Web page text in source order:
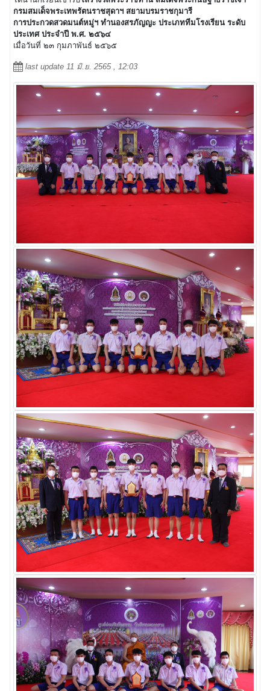
กรมสมเด็จพระเทพรัตนราชสุดาฯ สยามบรมราชกุมารี
การประกวดสวดมนต์หมู่ฯ ทำนองสรภัญญะ ประเภททีมโรงเรียน ระดับ
ประเทศ ประจำปี พ.ศ. ๒๕๖๔
เมื่อวันที่ ๒๓ กุมภาพันธ์ ๒๕๖๕
last update 11 มิ.ย. 2565 , 12:03